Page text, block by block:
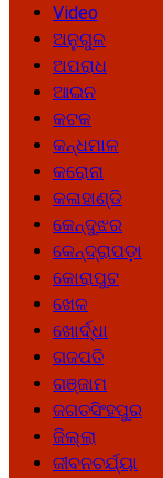
Video
ଅନୁଗୁଳ
ଅପରାଧ
ଆଇନ
କଟକ
କନ୍ଧମାଳ
କରୋନା
କଳାହାଣ୍ଡି
କେନ୍ଦୁଝର
କେନ୍ଦ୍ରାପଡ଼ା
କୋରାପୁଟ
ଖେଳ
ଖୋର୍ଦ୍ଧା
ଗଜପତି
ଗଞ୍ଜାମ
ଜଗତସିଂହପୁର
ଜିଲ୍ଲା
ଜୀବନଚର୍ଯ୍ୟା